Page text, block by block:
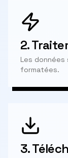
2.
Les
formatées.
3.